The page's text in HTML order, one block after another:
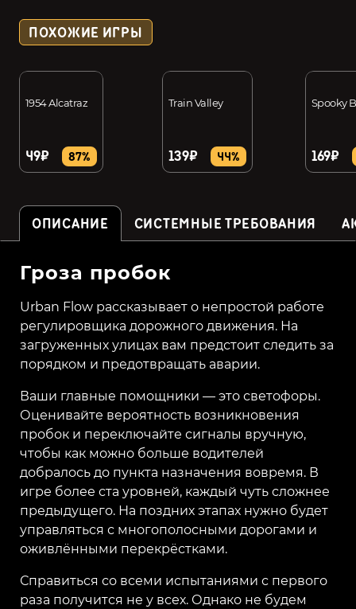
ПОХОЖИЕ ИГРЫ
1954 Alcatraz
49₽ 87%
Train Valley
139₽ 44%
Spooky
169₽
ОПИСАНИЕ СИСТЕМНЫЕ ТРЕБОВАНИЯ
Гроза пробок
Urban Flow рассказывает о непростой работе
регулировщика дорожного движения. На
загруженных улицах вам предстоит следить за
порядком и предотвращать аварии.
Ваши главные помощники — это светофоры.
Оценивайте вероятность возникновения
пробок и переключайте сигналы вручную,
чтобы как можно больше водителей
добралось до пункта назначения вовремя. В
игре более ста уровней, каждый чуть сложнее
предыдущего. На поздних этапах нужно будет
управляться с многополосными дорогами и
оживлёнными перекрёстками.
Справиться со всеми испытаниями с первого
раза получится не у всех. Однако не будем